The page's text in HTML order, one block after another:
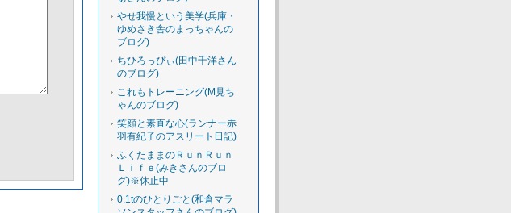
やせ我慢という美学(兵庫・
ゆめさき舎のまっちゃんの
ブログ)
ちひろっぴぃ(田中千洋さん
のブログ)
これもトレーニング(M見ち
ゃんのブログ)
笑顔と素直な心(ランナー赤
羽有紀子のアスリート日記)
ふくたままのＲｕｎＲｕｎ
Ｌｉｆｅ(みきさんのブロ
グ)※休止中
0.1tのひとりごと(和倉マラ